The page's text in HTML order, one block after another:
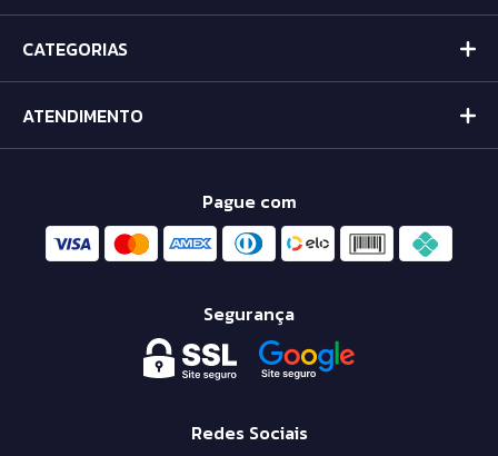
CATEGORIAS
ATENDIMENTO
Pague com
Segurança
Redes Sociais